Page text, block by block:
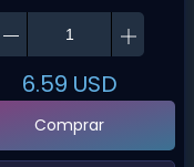
6.59 USD
Comprar